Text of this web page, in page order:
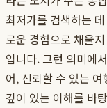
최저가를 검색하는
로운 경험으로 채울
입니다. 그런 의미에
어, 신뢰할 수 있는
깊이 있는 이해를 바